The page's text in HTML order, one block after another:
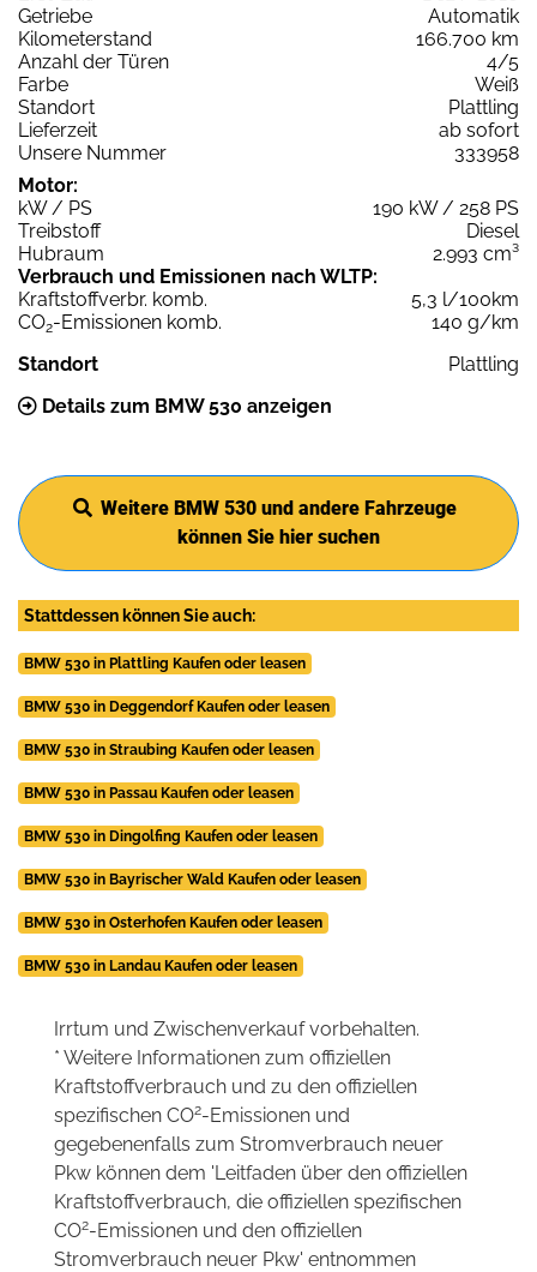
Getriebe
Automatik
Kilometerstand
166.700 km
Anzahl der Türen
4/5
Farbe
Weiß
Standort
Plattling
Lieferzeit
ab sofort
Unsere Nummer
333958
Motor:
kW / PS
190 kW / 258 PS
Treibstoff
Diesel
Hubraum
2.993 cm³
Verbrauch und Emissionen nach WLTP:
Kraftstoffverbr. komb.
5,3 l/100km
CO2-Emissionen komb.
140 g/km
Standort
Plattling
Details zum BMW 530 anzeigen
Weitere BMW 530 und andere Fahrzeuge
können Sie hier suchen
Stattdessen können Sie auch:
BMW 530 in Plattling Kaufen oder leasen
BMW 530 in Deggendorf Kaufen oder leasen
BMW 530 in Straubing Kaufen oder leasen
BMW 530 in Passau Kaufen oder leasen
BMW 530 in Dingolfing Kaufen oder leasen
BMW 530 in Bayrischer Wald Kaufen oder leasen
BMW 530 in Osterhofen Kaufen oder leasen
BMW 530 in Landau Kaufen oder leasen
Irrtum und Zwischenverkauf vorbehalten.
* Weitere Informationen zum offiziellen
Kraftstoffverbrauch und zu den offiziellen
spezifischen CO2-Emissionen und
gegebenenfalls zum Stromverbrauch neuer
Pkw können dem 'Leitfaden über den offiziellen
Kraftstoffverbrauch, die offiziellen spezifischen
CO2-Emissionen und den offiziellen
Stromverbrauch neuer Pkw' entnommen